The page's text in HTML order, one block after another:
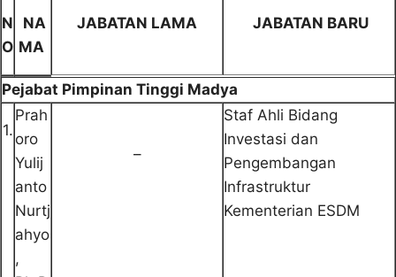
N
O
NA
MA
JABATAN LAMA JABATAN BARU
Pejabat Pimpinan Tinggi Madya
1.
Prah
oro
Yulij
anto
Nurtj
ahyo
,
–
Staf Ahli Bidang
Investasi dan
Pengembangan
Infrastruktur
Kementerian ESDM